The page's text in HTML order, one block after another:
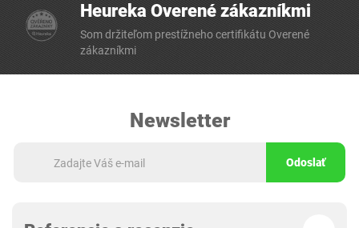
Heureka Overené zákazníkmi
Som držiteľom prestížneho certifikátu Overené
zákazníkmi
Newsletter
Odoslať